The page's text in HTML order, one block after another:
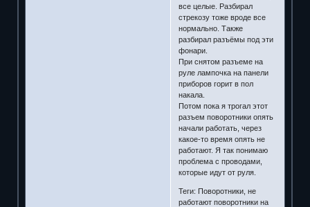
все целые. Разбирал
стрекозу тоже вроде все
нормально. Также
разбирал разъёмы под эти
фонари.
При снятом разъеме на
руле лампочка на панели
приборов горит в пол
накала.
Потом пока я трогал этот
разъем поворотники опять
начали работать, через
какое-то время опять не
работают. Я так понимаю
проблема с проводами,
которые идут от руля.
Теги: Поворотники, не
работают поворотники на